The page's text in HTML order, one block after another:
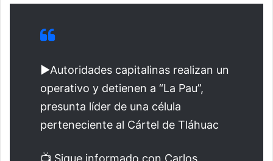
▶️Autoridades capitalinas realizan un
operativo y detienen a “La Pau”,
presunta líder de una célula
perteneciente al Cártel de Tláhuac
📺 Sigue informado con Carlos